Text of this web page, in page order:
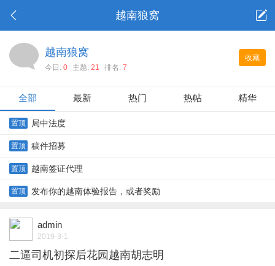
越南狼窝
收藏
越南狼窝
今日: 0 主题: 21 排名: 7
全部 最新 热门 热帖 精华
置顶 局中法度
置顶 稿件招募
置顶 越南签证代理
置顶 发布你的越南体验报告，或者奖励
admin
2019-3-1
二逼司机初探后花园越南胡志明